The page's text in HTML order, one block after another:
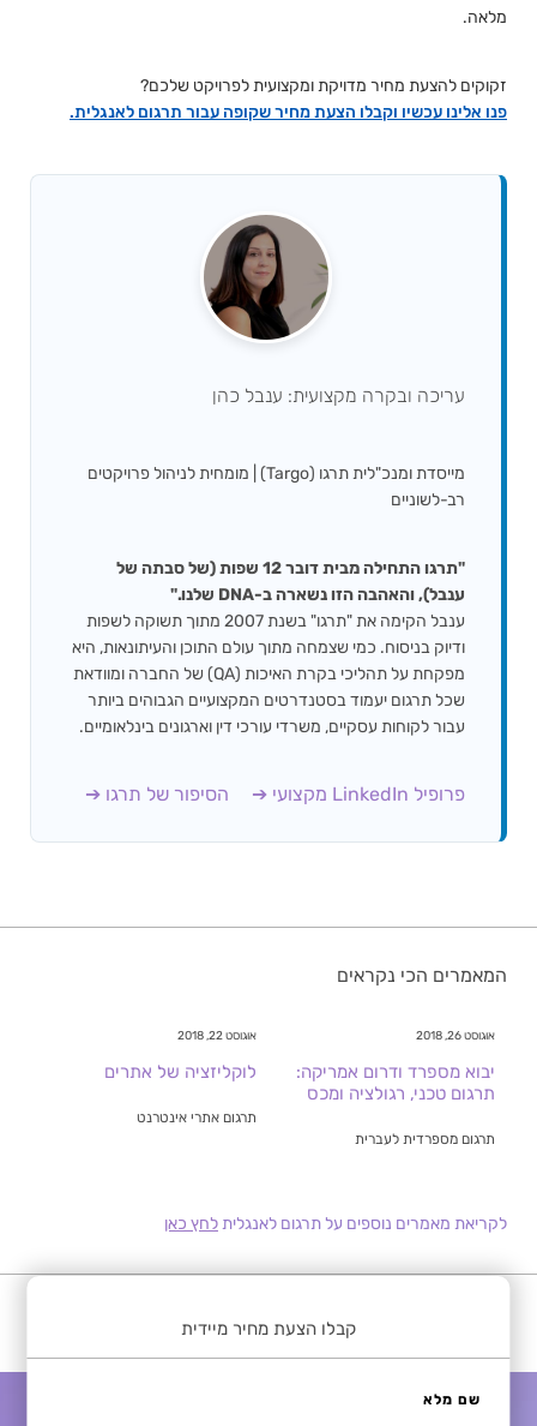
מלאה.
זקוקים להצעת מחיר מדויקת ומקצועית לפרויקט שלכם?
פנו אלינו עכשיו וקבלו הצעת מחיר שקופה עבור תרגום לאנגלית.
עריכה ובקרה מקצועית: ענבל כהן
מייסדת ומנכ"לית תרגו (Targo) | מומחית לניהול פרויקטים
רב-לשוניים
"תרגו התחילה מבית דובר 12 שפות (של סבתה של
ענבל), והאהבה הזו נשארה ב-DNA שלנו."
ענבל הקימה את "תרגו" בשנת 2007 מתוך תשוקה לשפות
ודיוק בניסוח. כמי שצמחה מתוך עולם התוכן והעיתונאות, היא
מפקחת על תהליכי בקרת האיכות (QA) של החברה ומוודאת
שכל תרגום יעמוד בסטנדרטים המקצועיים הגבוהים ביותר
עבור לקוחות עסקיים, משרדי עורכי דין וארגונים בינלאומיים.
פרופיל LinkedIn מקצועי ➔ הסיפור של תרגו ➔
המאמרים הכי נקראים
אוגוסט 26, 2018
יבוא מספרד ודרום אמריקה:
תרגום טכני, רגולציה ומכס
תרגום מספרדית לעברית
אוגוסט 22, 2018
לוקליזציה של אתרים
תרגום אתרי אינטרנט
לקריאת מאמרים נוספים על תרגום לאנגליתלחץ כאן
קבלו הצעת מחיר מיידית
שם מלא